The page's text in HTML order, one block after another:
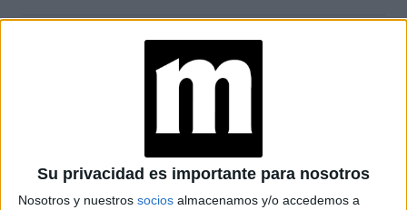
Su privacidad es importante para nosotros
Nosotros y nuestros socios almacenamos y/o accedemos a
es de mucha energía, que sería bueno